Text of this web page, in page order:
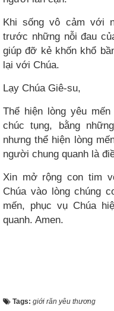
Khi sống vô cảm với
trước những nỗi đau
giúp đỡ kẻ khốn khổ
lại với Chúa.
Lạy Chúa Giê-su,
Thể hiện lòng yêu
chúc tụng, bằng
nhưng thể hiện lòng
người chung quanh là
Xin mở rộng con tim
Chúa vào lòng chúng
mến, phục vụ Chúa
quanh. Amen.
Tags: giới răn yêu thương